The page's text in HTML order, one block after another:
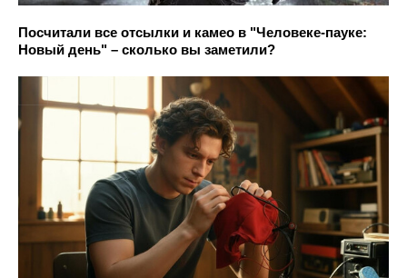
Посчитали все отсылки и камео в "Человеке-пауке:
Новый день" – сколько вы заметили?